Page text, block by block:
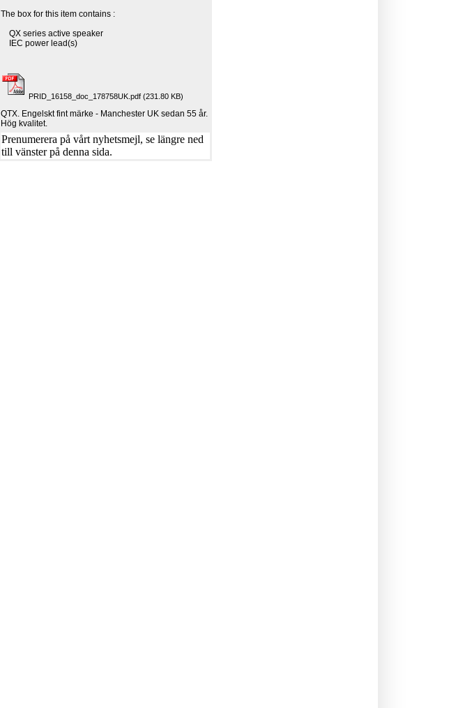
The box for this item contains :
QX series active speaker
IEC power lead(s)
PRID_16158_doc_178758UK.pdf (231.80 KB)
QTX. Engelskt fint märke - Manchester UK sedan 55 år.
Hög kvalitet.
Prenumerera på vårt nyhetsmejl, se längre ned
till vänster på denna sida.